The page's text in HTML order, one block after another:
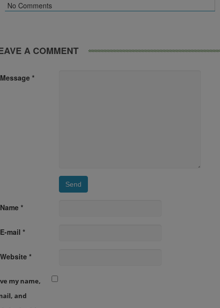
No Comments
A COMMENT
Message *
Name *
E-mail *
Website *
my name,
and